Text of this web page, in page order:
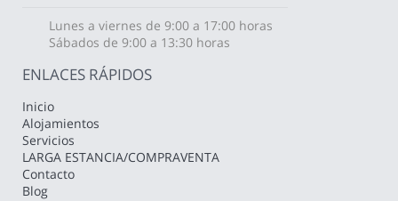
Lunes a viernes de 9:00 a 17:00 horas
Sábados de 9:00 a 13:30 horas
ENLACES RÁPIDOS
Inicio
Alojamientos
Servicios
LARGA ESTANCIA/COMPRAVENTA
Contacto
Blog